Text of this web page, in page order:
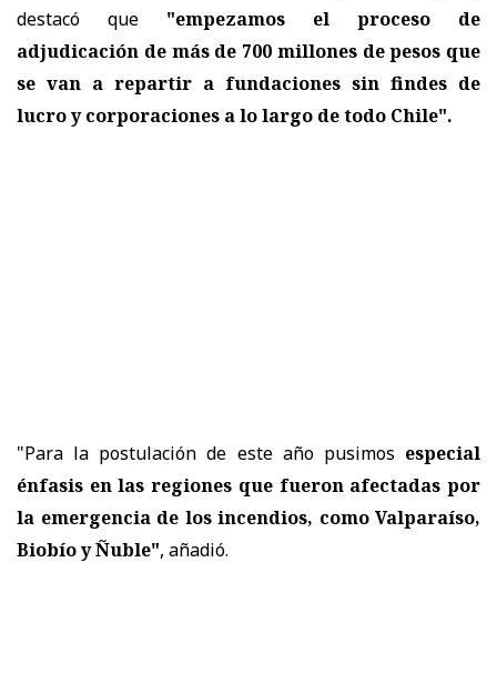
destacó que "empezamos el proceso de
adjudicación de más de 700 millones de pesos que
se van a repartir a fundaciones sin findes de
lucro y corporaciones a lo largo de todo Chile".
"Para la postulación de este año pusimos especial
énfasis en las regiones que fueron afectadas por
la emergencia de los incendios, como Valparaíso,
Biobío y Ñuble", añadió.